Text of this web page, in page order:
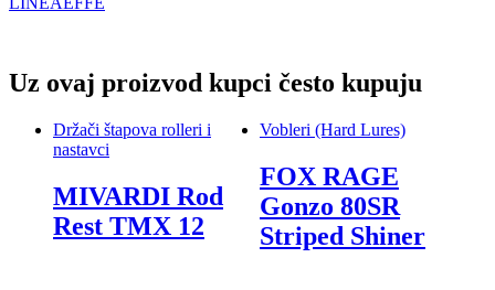
Uz ovaj proizvod kupci često kupuju
Držači štapova rolleri i
nastavci
MIVARDI Rod
Rest TMX 12
Vobleri (Hard Lures)
FOX RAGE
Gonzo 80SR
Striped Shiner